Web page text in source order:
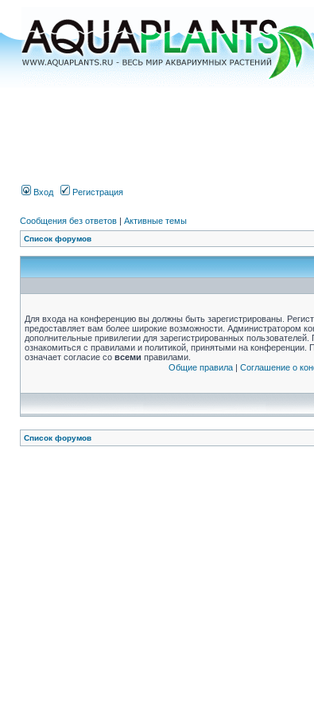
Вход Регистрация
Сообщения без ответов | Активные темы
Список форумов
Для входа на конференцию вы должны быть зарегистрированы.
предоставляет вам более широкие возможности. Администратором
дополнительные привилегии для зарегистрированных
ознакомиться с правилами и политикой, принятыми на
означает согласие со всеми правилами.
Общие правила| Соглашение о
Список форумов